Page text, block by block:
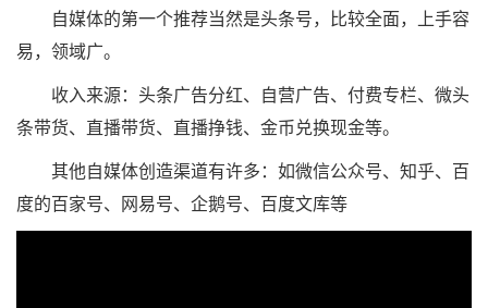
自媒体的第一个推荐当然是头条号，比较全面，上手容
易，领域广。
收入来源：头条广告分红、自营广告、付费专栏、微头
条带货、直播带货、直播挣钱、金币兑换现金等。
其他自媒体创造渠道有许多：如微信公众号、知乎、百
度的百家号、网易号、企鹅号、百度文库等